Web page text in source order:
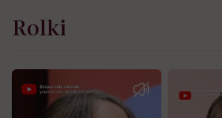
Rolki